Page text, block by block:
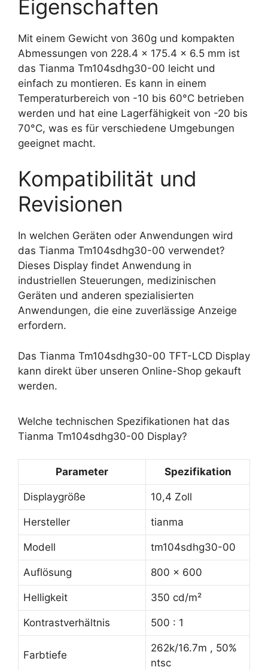
Eigenschaften
Mit einem Gewicht von 360g und kompakten
Abmessungen von 228.4 x 175.4 x 6.5 mm ist
das Tianma Tm104sdhg30-00 leicht und
einfach zu montieren. Es kann in einem
Temperaturbereich von -10 bis 60°C betrieben
werden und hat eine Lagerfähigkeit von -20 bis
70°C, was es für verschiedene Umgebungen
geeignet macht.
Kompatibilität und
Revisionen
In welchen Geräten oder Anwendungen wird
das Tianma Tm104sdhg30-00 verwendet?
Dieses Display findet Anwendung in
industriellen Steuerungen, medizinischen
Geräten und anderen spezialisierten
Anwendungen, die eine zuverlässige Anzeige
erfordern.
Das Tianma Tm104sdhg30-00 TFT-LCD Display
kann direkt über unseren Online-Shop gekauft
werden.
Welche technischen Spezifikationen hat das
Tianma Tm104sdhg30-00 Display?
Parameter Spezifikation
Displaygröße 10,4 Zoll
Hersteller tianma
Modell tm104sdhg30-00
Auflösung 800 x 600
Helligkeit 350 cd/m²
Kontrastverhältnis 500 : 1
Farbtiefe
262k/16.7m , 50%
ntsc